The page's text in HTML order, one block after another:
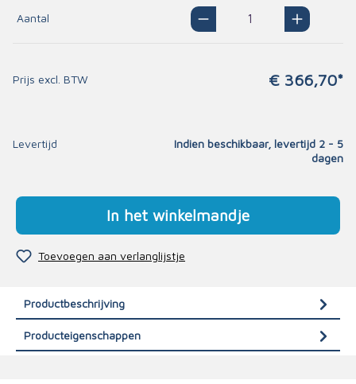
Aantal
Prijs excl. BTW € 366,70*
Levertijd
Indien beschikbaar, levertijd 2 - 5
dagen
In het winkelmandje
Toevoegen aan verlanglijstje
Productbeschrijving
Producteigenschappen